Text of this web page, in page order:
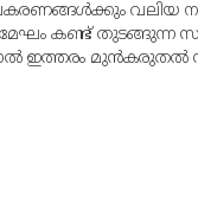
കണ്ട് തുടങ്ങുന്ന
ഇത്തരം മുന്‍കരുതല്‍